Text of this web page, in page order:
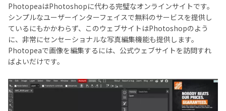
PhotopeaはPhotoshopに代わる完璧なオンラインサイトです。
シンプルなユーザーインターフェイスで無料のサービスを提供し
ているにもかかわらず、このウェブサイトはPhotoshopのよう
に、非常にセンセーショナルな写真編集機能も提供します。
Photopeaで画像を編集するには、公式ウェブサイトを訪問すれ
ばよいだけです。